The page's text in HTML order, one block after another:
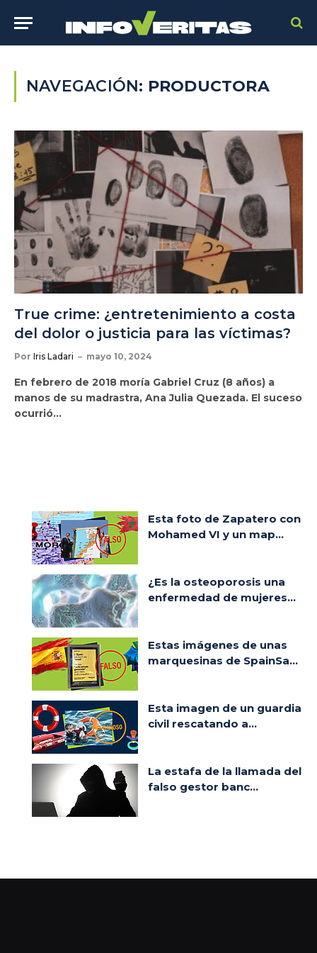
NAVEGACIÓN: PRODUCTORA
True crime: ¿entretenimiento a costa
del dolor o justicia para las víctimas?
Por Iris Ladari mayo 10, 2024
En febrero de 2018 moría Gabriel Cruz (8 años) a
manos de su madrastra, Ana Julia Quezada. El suceso
ocurrió…
Esta foto de Zapatero con
Mohamed VI y un map...
¿Es la osteoporosis una
enfermedad de mujeres...
Estas imágenes de unas
marquesinas de SpainSa...
Esta imagen de un guardia
civil rescatando a...
La estafa de la llamada del
falso gestor banc...